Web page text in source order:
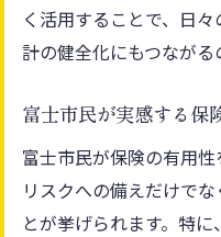
く活用することで、日
計の健全化にもつながる
富士市民が実感する保
富士市民が保険の有用
リスクへの備えだけで
とが挙げられます。特